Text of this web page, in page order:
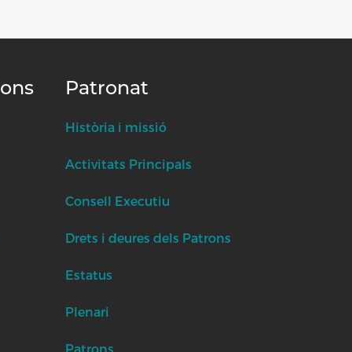
Patronat
Història i missió
Activitats Principals
Consell Executiu
Drets i deures dels Patrons
Estatus
Plenari
Patrons